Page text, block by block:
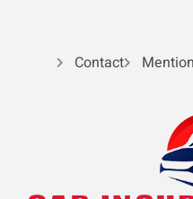
Contact